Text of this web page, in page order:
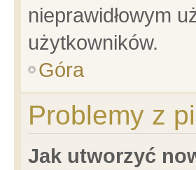
nieprawidłowym
użytkowników.
Góra
Problemy z
Jak utworzyć